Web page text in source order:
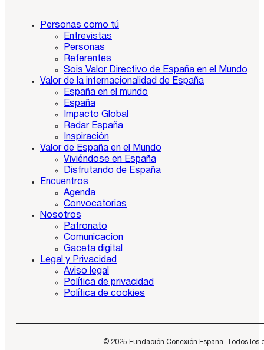
Personas como tú
Entrevistas
Personas
Referentes
Sois Valor Directivo de España en el Mundo
Valor de la internacionalidad de España
España en el mundo
España
Impacto Global
Radar España
Inspiración
Valor de España en el Mundo
Viviéndose en España
Disfrutando de España
Encuentros
Agenda
Convocatorias
Nosotros
Patronato
Comunicacion
Gaceta digital
Legal y Privacidad
Aviso legal
Política de privacidad
Política de cookies
© 2025 Fundación Conexión España. Todos los